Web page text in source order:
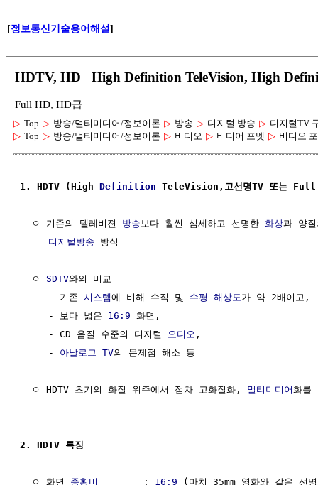
[정보통신기술용어해설]
HDTV, HD High Definition TeleVision, High
Full HD, HD급
▷ Top ▷ 방송/멀티미디어/정보이론 ▷ 방송 ▷ 디지털 방송 ▷ 디지털TV
▷ Top ▷ 방송/멀티미디어/정보이론 ▷ 비디오 ▷ 비디어 포멧 ▷ 비디오
1. HDTV (High Definition TeleVision,고선명TV 또는 Full
  ㅇ 기존의 텔레비젼
방송 보다 훨씬 섬세하고 선명한 화상과 양
디지털방송 방식
  ㅇ
SDTV와의 비교
     - 기존
시스템에 비해 수직 및 수평 해상도 가 약 2배이고,
     - 보다 넓은
16:9 화면,
     - CD 음질 수준의 디지털
오디오 ,
     -
아날로그 TV의 문제점 해소 등
  ㅇ HDTV 초기의 화질 위주에서 점차 고화질화,
멀티미디어 화를
2. HDTV 특징
  ㅇ 화면
종횡비
        :
16:9 (마치 35mm 영화와 같은 선